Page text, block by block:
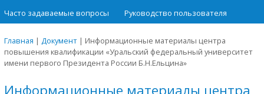
Часто задаваемые вопросы
Руководство пользователя
Главная | Документ | Информационные материалы центра
повышения квалификации «Уральский федеральный университет
имени первого Президента России Б.Н.Ельцина»
Информационные материалы центра